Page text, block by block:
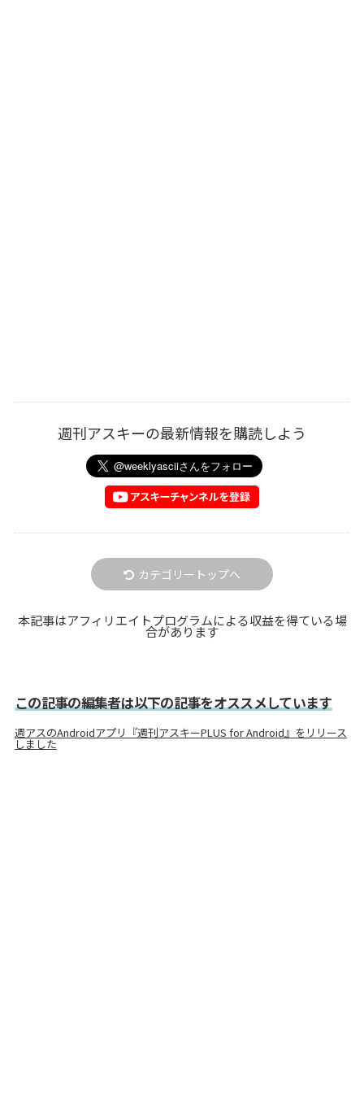
週刊アスキーの最新情報を購読しよう
カテゴリートップへ
本記事はアフィリエイトプログラムによる収益を得ている場
合があります
この記事の編集者は以下の記事をオススメしています
週アスのAndroidアプリ『週刊アスキーPLUS for Android』をリリース
しました